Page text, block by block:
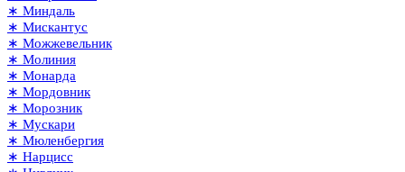
∗ Миндаль
∗ Мискантус
∗ Можжевельник
∗ Молиния
∗ Монарда
∗ Мордовник
∗ Морозник
∗ Мускари
∗ Мюленбергия
∗ Нарцисс